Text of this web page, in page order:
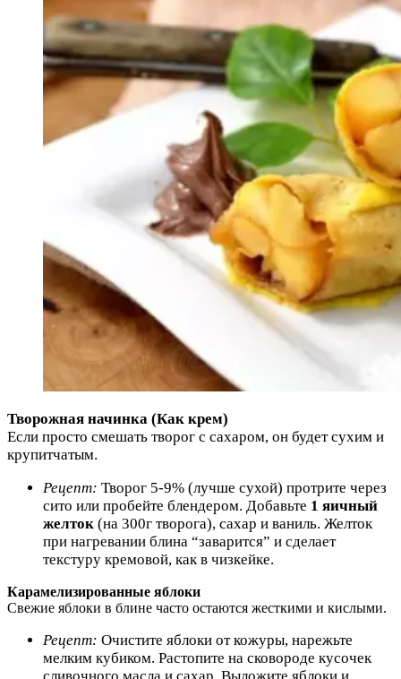
Творожная начинка (Как крем)
Если просто смешать творог с сахаром, он будет сухим и
крупитчатым.
Рецепт: Творог 5-9% (лучше сухой) протрите через
сито или пробейте блендером. Добавьте 1 яичный
желток (на 300г творога), сахар и ваниль. Желток
при нагревании блина “заварится” и сделает
текстуру кремовой, как в чизкейке.
Карамелизированные яблоки
Свежие яблоки в блине часто остаются жесткими и кислыми.
Рецепт: Очистите яблоки от кожуры, нарежьте
мелким кубиком. Растопите на сковороде кусочек